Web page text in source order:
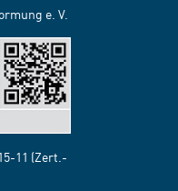
e. V.
11 (Zert.-